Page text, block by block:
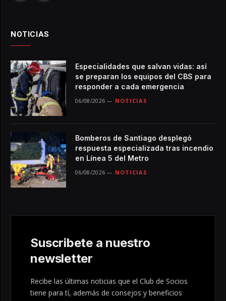
NOTICIAS
Especialidades que salvan vidas: así
se preparan los equipos del CBS para
responder a cada emergencia
06/08/2026 NOTICIAS
Bomberos de Santiago desplegó
respuesta especializada tras incendio
en Línea 5 del Metro
06/08/2026 NOTICIAS
Suscribete a nuestro
newsletter
Recibe las últimas noticias que el Club de Socios
tiene para tí, además de consejos y beneficios